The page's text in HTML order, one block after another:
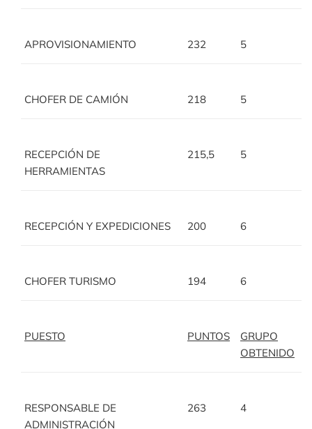
APROVISIONAMIENTO 232 5
CHOFER DE CAMIÓN 218 5
RECEPCIÓN DE
HERRAMIENTAS
215,5 5
RECEPCIÓN Y EXPEDICIONES 200 6
CHOFER TURISMO 194 6
PUESTO PUNTOS
GRUPO
OBTENIDO
RESPONSABLE DE
ADMINISTRACIÓN
263 4